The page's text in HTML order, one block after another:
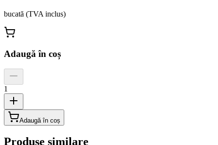
bucată (TVA inclus)
Adaugă în coș
1
Adaugă în coș
Produse similare